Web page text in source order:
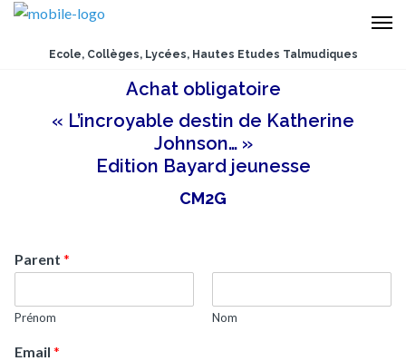
Ecole, Collèges, Lycées, Hautes Etudes Talmudiques
Achat obligatoire
« L’incroyable destin de Katherine
Johnson… »
Edition Bayard jeunesse
CM2G
Parent *
Prénom Nom
Email *